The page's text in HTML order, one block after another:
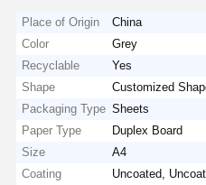
Place of Origin
China
Color
Grey
Recyclable
Yes
Shape
Customized
Packaging Type Sheets
Paper Type
Duplex Board
Size
A4
Coating
Uncoated,